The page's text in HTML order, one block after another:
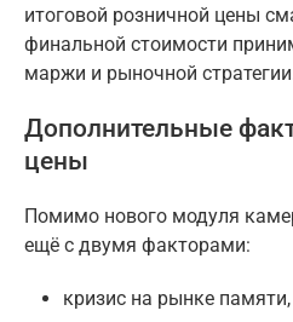
итоговой розничной цены
финальной стоимости
маржи и рыночной
Дополнительные
цены
Помимо нового модуля
ещё с двумя факторами:
кризис на рынке